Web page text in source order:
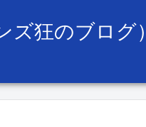
ズ狂のブログ）